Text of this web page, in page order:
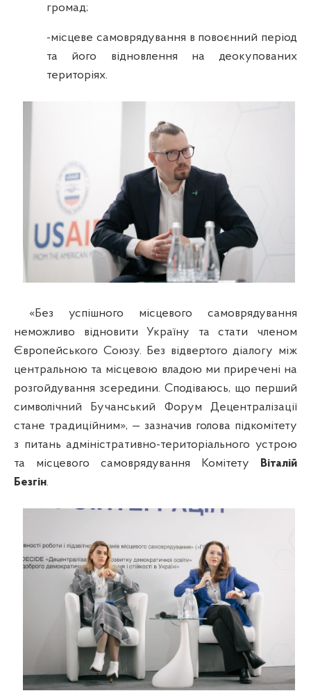
громад;
-місцеве самоврядування в повоєнний період
та його відновлення на деокупованих
територіях.
«Без успішного місцевого самоврядування
неможливо відновити Україну та стати членом
Європейського Союзу. Без відвертого діалогу між
центральною та місцевою владою ми приречені на
розгойдування зсередини. Сподіваюсь, що перший
символічний Бучанський Форум Децентралізації
стане традиційним», — зазначив голова підкомітету
з питань адміністративно-територіального устрою
та місцевого самоврядування Комітету Віталій
Безгін.